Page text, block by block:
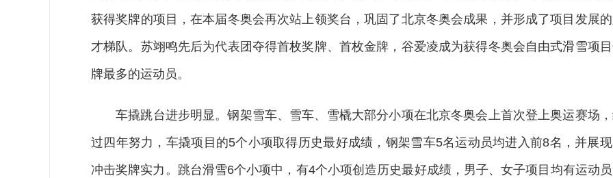
获得奖牌的项目，在本届冬奥会再次站上领奖台，巩固了北京冬奥会成果，并形成了项目发展的
才梯队。苏翊鸣先后为代表团夺得首枚奖牌、首枚金牌，谷爱凌成为获得冬奥会自由式滑雪项
牌最多的运动员。
车撬跳台进步明显。钢架雪车、雪车、雪橇大部分小项在北京冬奥会上首次登上奥运赛场
过四年努力，车撬项目的5个小项取得历史最好成绩，钢架雪车5名运动员均进入前8名，并展
冲击奖牌实力。跳台滑雪6个小项中，有4个小项创造历史最好成绩，男子、女子项目均有运动员